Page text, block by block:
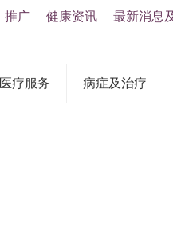
医疗服务 病症及治疗
推广 健康资讯 最新消息